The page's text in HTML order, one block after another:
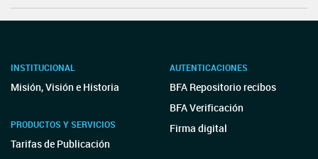
INSTITUCIONAL
Misión, Visión e Historia
PRODUCTOS Y SERVICIOS
Tarifas de Publicación
AUTENTICACIONES
BFA Repositorio recibos
BFA Verificación
Firma digital